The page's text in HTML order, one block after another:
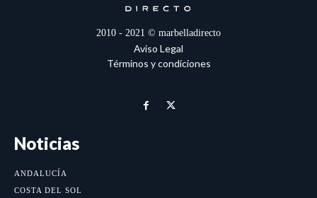
2010 - 2021 © marbelladirecto
Aviso Legal
Términos y condiciones
Noticias
ANDALUCÍA
COSTA DEL SOL